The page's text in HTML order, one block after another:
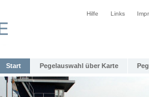
Hilfe Links
Start Pegelauswahl über Karte